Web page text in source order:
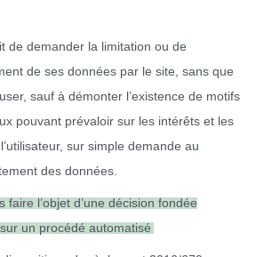
de demander la limitation ou de
de ses données par le site, sans que
sauf à démonter l’existence de motifs
pouvant prévaloir sur les intérêts et les
sur simple demande au
des données.
faire l’objet d’une décision fondée
un procédé automatisé